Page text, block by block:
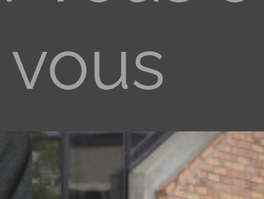
vous